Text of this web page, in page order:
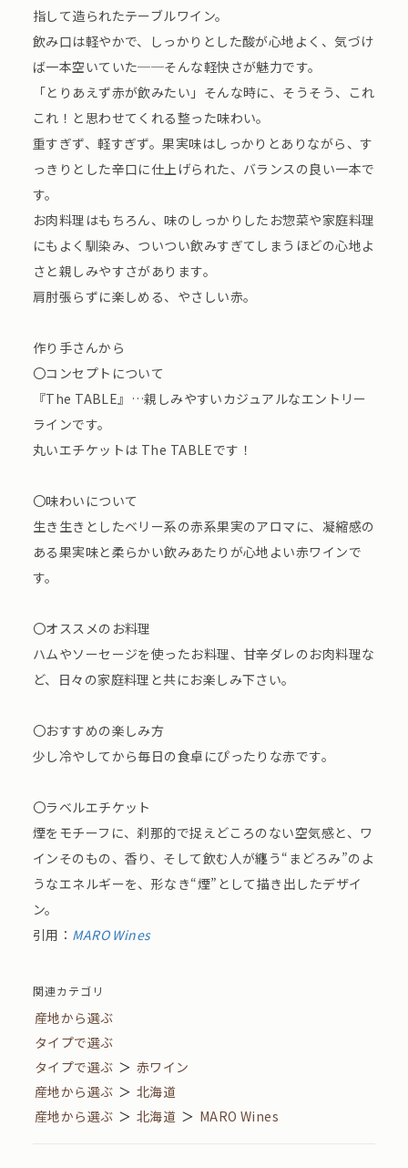
指して造られたテーブルワイン。
飲み口は軽やかで、しっかりとした酸が心地よく、気づけ
ば一本空いていた──そんな軽快さが魅力です。
「とりあえず赤が飲みたい」そんな時に、そうそう、これ
これ！と思わせてくれる整った味わい。
重すぎず、軽すぎず。果実味はしっかりとありながら、す
っきりとした辛口に仕上げられた、バランスの良い一本で
す。
お肉料理はもちろん、味のしっかりしたお惣菜や家庭料理
にもよく馴染み、ついつい飲みすぎてしまうほどの心地よ
さと親しみやすさがあります。
肩肘張らずに楽しめる、やさしい赤。
作り手さんから
〇コンセプトについて
『The TABLE』…親しみやすいカジュアルなエントリー
ラインです。
丸いエチケットは The TABLEです！
〇味わいについて
生き生きとしたベリー系の赤系果実のアロマに、凝縮感の
ある果実味と柔らかい飲みあたりが心地よい赤ワインで
す。
〇オススメのお料理
ハムやソーセージを使ったお料理、甘辛ダレのお肉料理な
ど、日々の家庭料理と共にお楽しみ下さい。
〇おすすめの楽しみ方
少し冷やしてから毎日の食卓にぴったりな赤です。
〇ラベルエチケット
煙をモチーフに、刹那的で捉えどころのない空気感と、ワ
インそのもの、香り、そして飲む人が纏う“まどろみ”のよ
うなエネルギーを、形なき“煙”として描き出したデザイ
ン。
引用： MARO Wines
関連カテゴリ
産地から選ぶ
タイプで選ぶ
タイプで選ぶ ＞ 赤ワイン
産地から選ぶ ＞ 北海道
産地から選ぶ ＞ 北海道 ＞ MARO Wines